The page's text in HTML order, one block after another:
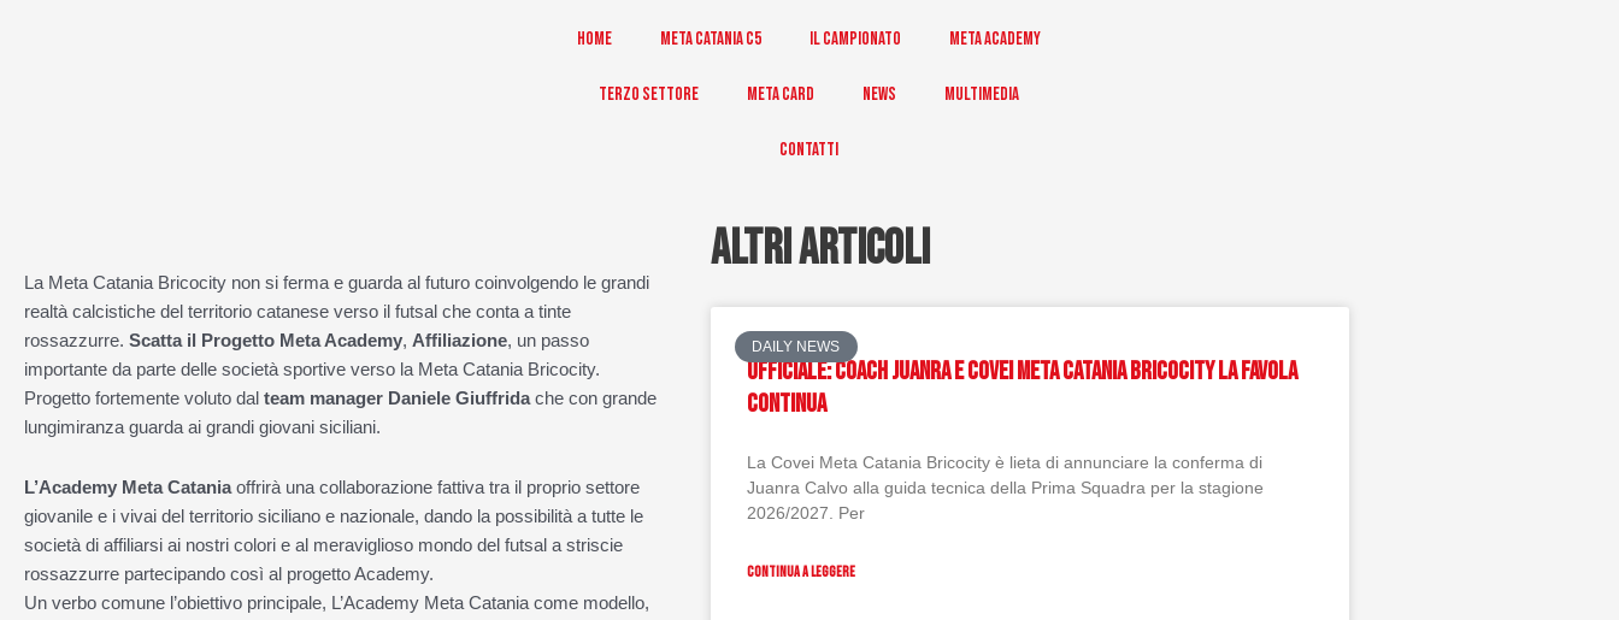
Home Meta Catania C5 Il Campionato Meta Academy
Terzo Settore Meta Card News Multimedia
Contatti
La Meta Catania Bricocity non si ferma e guarda al futuro coinvolgendo le grandi
realtà calcistiche del territorio catanese verso il futsal che conta a tinte
rossazzurre. Scatta il Progetto Meta Academy, Affiliazione, un passo
importante da parte delle società sportive verso la Meta Catania Bricocity.
Progetto fortemente voluto dal team manager Daniele Giuffridache con grande
lungimiranza guarda ai grandi giovani siciliani.
L’Academy Meta Cataniaoffrirà una collaborazione fattiva tra il proprio settore
giovanile e i vivai del territorio siciliano e nazionale, dando la possibilità a tutte le
società di affiliarsi ai nostri colori e al meraviglioso mondo del futsal a striscie
rossazzurre partecipando così al progetto Academy.
Un verbo comune l’obiettivo principale, L’Academy Meta Catania come modello,
ALTRI ARTICOLI
DAILY NEWS
Ufficiale: Coach Juanra e Covei Meta Catania Bricocity la favola
continua
La Covei Meta Catania Bricocity è lieta di annunciare la conferma di
Juanra Calvo alla guida tecnica della Prima Squadra per la stagione
2026/2027. Per
CONTINUA A LEGGERE